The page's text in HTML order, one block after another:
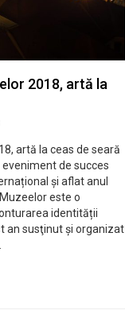
2018, artă la
artă la ceas de seară
de succes
și aflat anul
este o
identității
an susţinut şi organizat